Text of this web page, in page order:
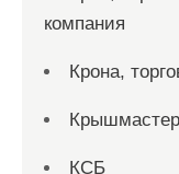
компания
Крона,
КСБ